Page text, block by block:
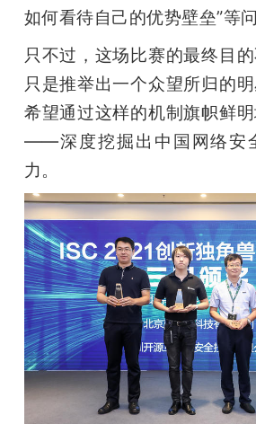
如何看待自己的优势壁垒”等
只不过，这场比赛的最终目
只是推举出一个众望所归的
希望通过这样的机制旗帜鲜
——深度挖掘出中国网络安
力。